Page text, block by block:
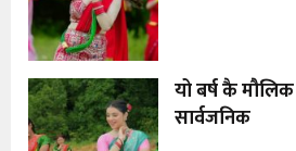
यो बर्ष कै
सार्वजनिक